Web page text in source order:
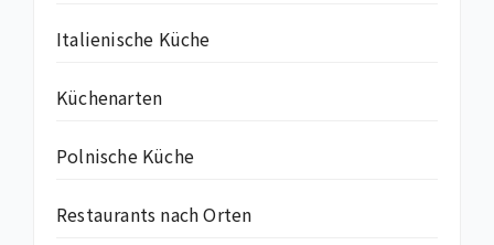
Italienische Küche
Küchenarten
Polnische Küche
Restaurants nach Orten